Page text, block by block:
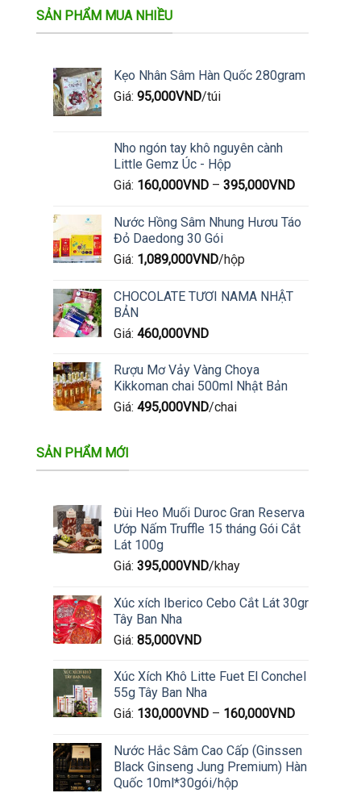
trangSẢN PHẨM MUA NHIỀU
Kẹo Nhân Sâm Hàn Quốc 280gram
Giá: 95,000VND/túi
Nho ngón tay khô nguyên cành
Little Gemz Úc - Hộp
Giá: 160,000VND– 395,000VND
Nước Hồng Sâm Nhung Hươu Táo
Đỏ Daedong 30 Gói
Giá: 1,089,000VND/hộp
CHOCOLATE TƯƠI NAMA NHẬT
BẢN
Giá: 460,000VND
Rượu Mơ Vảy Vàng Choya
Kikkoman chai 500ml Nhật Bản
Giá: 495,000VND/chai
SẢN PHẨM MỚI
Đùi Heo Muối Duroc Gran Reserva
Ướp Nấm Truffle 15 tháng Gói Cắt
Lát 100g
Giá: 395,000VND/khay
Xúc xích Iberico Cebo Cắt Lát 30gr
Tây Ban Nha
Giá: 85,000VND
Xúc Xích Khô Litte Fuet El Conchel
55g Tây Ban Nha
Giá: 130,000VND– 160,000VND
Nước Hắc Sâm Cao Cấp (Ginssen
Black Ginseng Jung Premium) Hàn
Quốc 10ml*30gói/hộp